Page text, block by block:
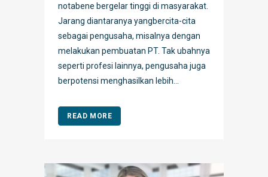
notabene bergelar tinggi di masyarakat.
Jarang diantaranya yangbercita-cita
sebagai pengusaha, misalnya dengan
melakukan pembuatan PT. Tak ubahnya
seperti profesi lainnya, pengusaha juga
berpotensi menghasilkan lebih...
READ MORE